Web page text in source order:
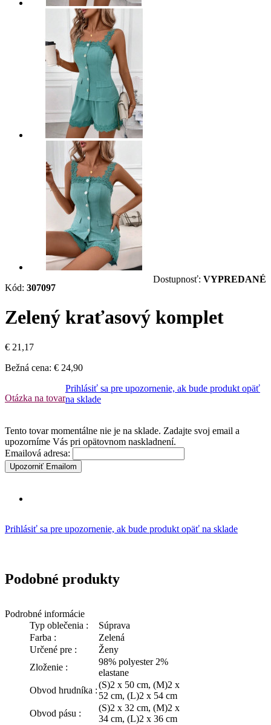
Kód: 307097
Dostupnosť: VYPREDANÉ
Zelený kraťasový komplet
€ 21,17
Bežná cena: € 24,90
Otázka na tovar
Prihlásiť sa pre upozornenie, ak bude produkt opäť
na sklade
Tento tovar momentálne nie je na sklade. Zadajte svoj email a
upozorníme Vás pri opätovnom naskladnení.
Emailová adresa:
Upozorniť Emailom
Prihlásiť sa pre upozornenie, ak bude produkt opäť na sklade
Podrobné informácie
Typ oblečenia :
Súprava
Farba :
Zelená
Určené pre :
Ženy
Zloženie :
98% polyester 2%
elastane
Obvod hrudníka :
(S)2 x 50 cm, (M)2 x
52 cm, (L)2 x 54 cm
Obvod pásu :
(S)2 x 32 cm, (M)2 x
34 cm, (L)2 x 36 cm
Podobné produkty